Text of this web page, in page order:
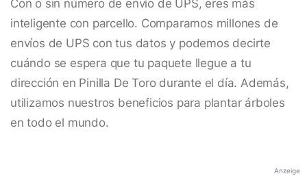
Con o sin número de envío de UPS, eres más
inteligente con parcello. Comparamos millones de
envíos de UPS con tus datos y podemos decirte
cuándo se espera que tu paquete llegue a tu
dirección en Pinilla De Toro durante el día. Además,
utilizamos nuestros beneficios para plantar árboles
en todo el mundo.
Anzeige